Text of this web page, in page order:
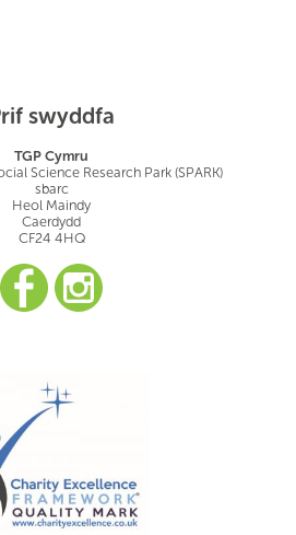
swyddfa
TGP Cymru
Science Research Park (SPARK)
sbarc
Heol Maindy
Caerdydd
CF24 4HQ